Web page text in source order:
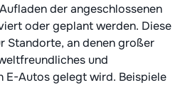
der angeschlossenen
oder geplant werden. Diese
Standorte, an denen großer
und
E-Autos gelegt wird. Beispiele